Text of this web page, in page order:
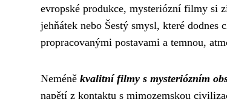
evropské produkce, mysteriózní filmy si
jehňátek nebo Šestý smysl, které
propracovanými postavami a temnou,
Neméně kvalitní filmy s mysteriózním
napětí z kontaktu s mimozemskou